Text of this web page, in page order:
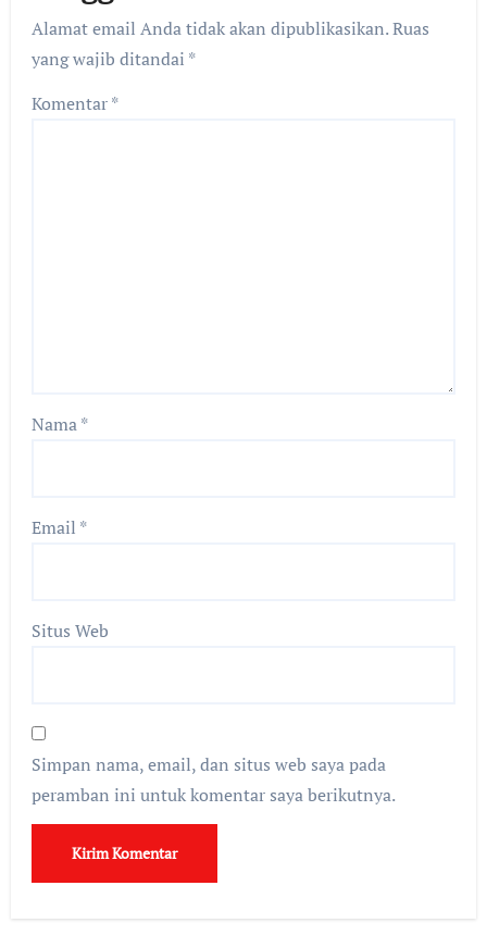
Alamat email Anda tidak akan dipublikasikan.Ruas
yang wajib ditandai *
Komentar*
Nama*
Email *
Situs Web
Simpan nama, email, dan situs web saya pada
peramban ini untuk komentar saya berikutnya.